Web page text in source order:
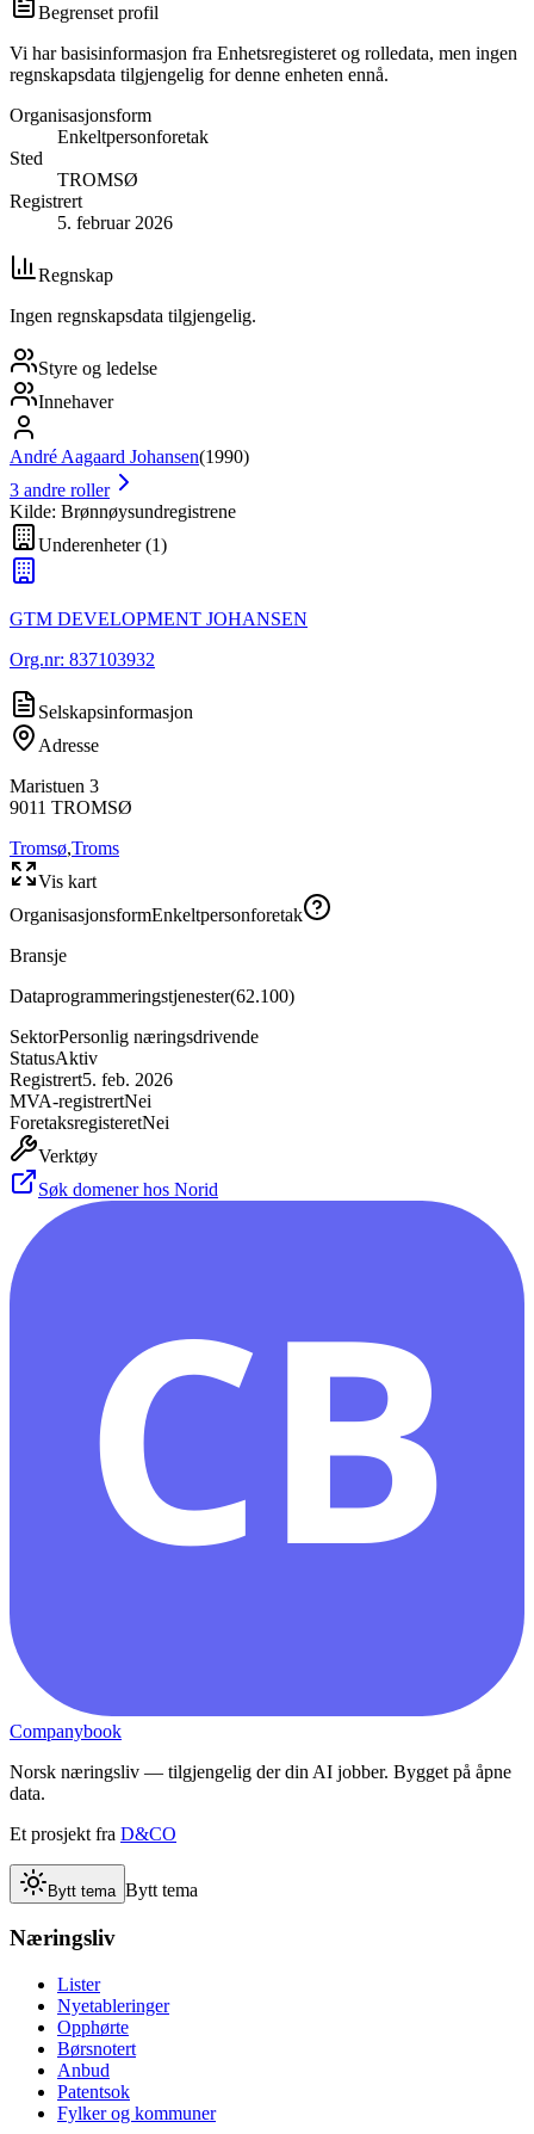
Begrenset profil
Vi har basisinformasjon fra Enhetsregisteret og rolledata, men ingen
regnskapsdata tilgjengelig for denne enheten ennå.
Organisasjonsform
Enkeltpersonforetak
Sted
TROMSØ
Registrert
5. februar 2026
Regnskap
Ingen regnskapsdata tilgjengelig.
Styre og ledelse
Innehaver
André Aagaard Johansen(1990)
3 andre roller
Kilde: Brønnøysundregistrene
Underenheter(1)
GTM DEVELOPMENT JOHANSEN
Org.nr: 837103932
Selskapsinformasjon
Adresse
Maristuen 3
9011 TROMSØ
Tromsø,Troms
Vis kart
OrganisasjonsformEnkeltpersonforetak
Bransje
Dataprogrammeringstjenester(62.100)
SektorPersonlig næringsdrivende
StatusAktiv
Registrert5. feb. 2026
MVA-registrertNei
ForetaksregisteretNei
Verktøy
Søk domener hos Norid
CB
Companybook
Norsk næringsliv — tilgjengelig der din AI jobber. Bygget på åpne
data.
Et prosjekt fra D&CO
Bytt tema Bytt tema
Næringsliv
Lister
Nyetableringer
Opphørte
Børsnotert
Anbud
Patentsok
Fylker og kommuner